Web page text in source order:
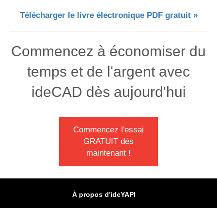
Télécharger le livre électronique PDF gratuit »
Commencez à économiser du
temps et de l'argent avec
ideCAD dès aujourd'hui
Commencez l'essai
GRATUIT dès
maintenant !
À propos d'ideYAPI